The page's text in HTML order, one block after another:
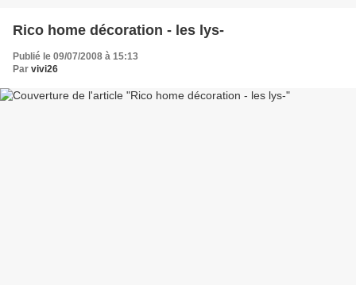
Rico home décoration - les lys-
Publié le 09/07/2008 à 15:13
Par vivi26